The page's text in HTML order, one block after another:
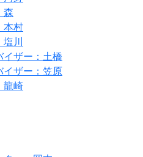
森
本村
塩川
イザー：土橋
イザー：笠原
龍崎